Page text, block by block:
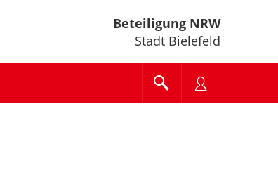
Beteiligung NRW
Stadt Bielefeld